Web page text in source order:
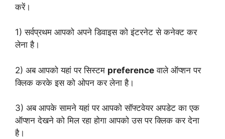
करें।
1) सर्वप्रथम आपको अपने डिवाइस को इंटरनेट से कनेक्ट कर
लेना है।
2) अब आपको यहां पर सिस्टम preference वाले ऑप्शन पर
क्लिक करके इस को ओपन कर लेना है।
3) अब आपके सामने यहां पर आपको सॉफ्टवेयर अपडेट का एक
ऑप्शन देखने को मिल रहा होगा आपको उस पर क्लिक कर देना
है।